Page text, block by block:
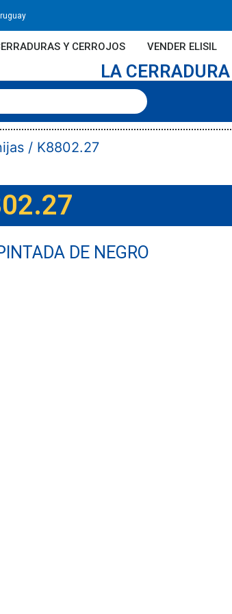
Y CERROJOS VENDER ELISIL
LA
/ K8802.27
DE NEGRO